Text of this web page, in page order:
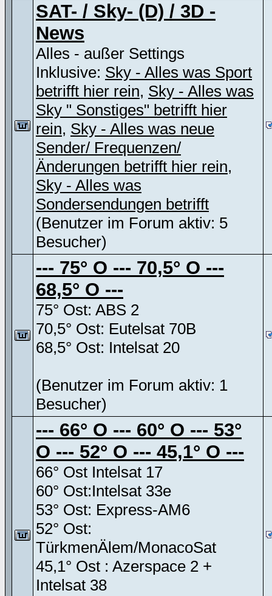
SAT- / Sky- (D) / 3D -
News
Alles - außer Settings
Inklusive: Sky - Alles was Sport
betrifft hier rein, Sky - Alles was
Sky " Sonstiges" betrifft hier
rein, Sky - Alles was neue
Sender/ Frequenzen/
Änderungen betrifft hier rein,
Sky - Alles was
Sondersendungen betrifft
(Benutzer im Forum aktiv: 5
Besucher)
--- 75° O --- 70,5° O ---
68,5° O ---
75° Ost: ABS 2
70,5° Ost: Eutelsat 70B
68,5° Ost: Intelsat 20
(Benutzer im Forum aktiv: 1
Besucher)
--- 66° O --- 60° O --- 53°
O --- 52° O --- 45,1° O ---
66° Ost Intelsat 17
60° Ost:Intelsat 33e
53° Ost: Express-AM6
52° Ost:
TürkmenÄlem/MonacoSat
45,1° Ost : Azerspace 2 +
Intelsat 38